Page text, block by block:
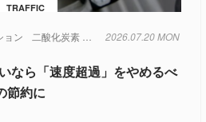
TRAFFIC
ョン 二酸化炭素 実験 日本 時間 社会
2026.07.20 MON
なら「速度超過」をやめるべ
節約に